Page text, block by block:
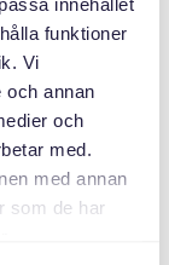
funktioner
Vi
och annan
och
med.
med annan
som de har